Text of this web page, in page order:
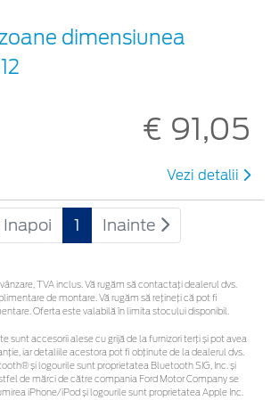
dimensiunea
€ 91,05
Vezi detalii
Inapoi 1 Inainte
TVA inclus. Vă rugăm să contactaţi dealerul dvs.
de montare. Vă rugăm să rețineți că pot fi
Oferta este valabilă în limita stocului disponibil.
sunt accesorii alese cu grijă de la furnizori terți și pot avea
iar detaliile acestora pot fi obținute de la dealerul dvs.
și logourile sunt proprietatea Bluetooth SIG, Inc. și
de mărci de către compania Ford Motor Company se
iPhone/iPod și logourile sunt proprietatea Apple Inc.